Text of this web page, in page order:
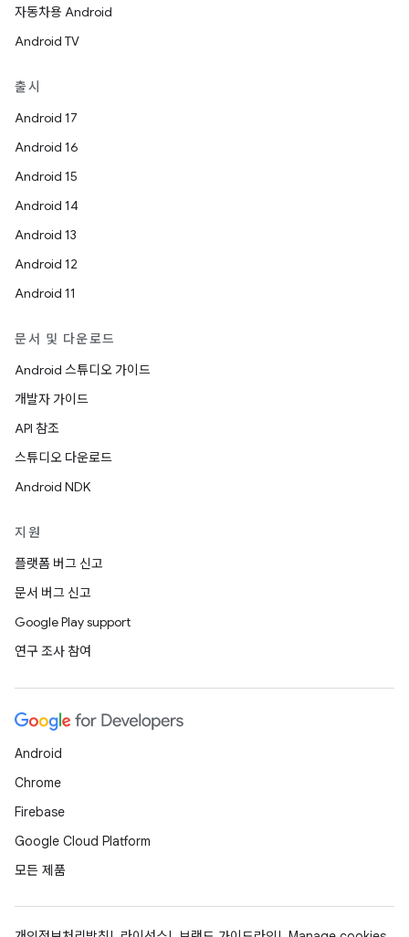
자동차용 Android
Android TV
출시
Android 17
Android 16
Android 15
Android 14
Android 13
Android 12
Android 11
문서 및 다운로드
Android 스튜디오 가이드
개발자 가이드
API 참조
스튜디오 다운로드
Android NDK
지원
플랫폼 버그 신고
문서 버그 신고
Google Play support
연구 조사 참여
Android
Chrome
Firebase
Google Cloud Platform
모든 제품